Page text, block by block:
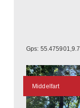
Gps:
Middelfart